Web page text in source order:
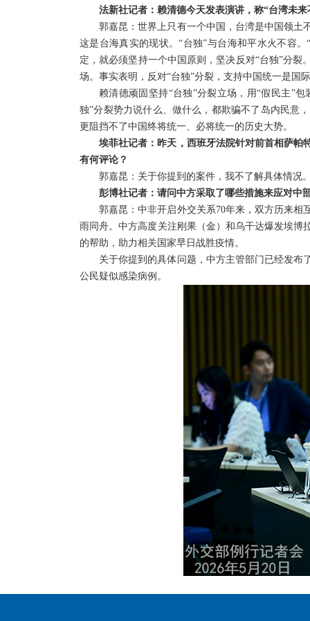
法新社记者：赖清德今天发表演讲，称“台湾未
郭嘉昆：世界上只有一个中国，台湾是中国领土
这是台海真实的现状。“台独”与台海和平水火不容
定，就必须坚持一个中国原则，坚决反对“台独”分
场。事实表明，反对“台独”分裂，支持中国统一是国
赖清德顽固坚持“台独”分裂立场，用“假民主”
独”分裂势力说什么、做什么，都欺骗不了岛内民意
更阻挡不了中国终将统一、必将统一的历史大势。
埃菲社记者：昨天，西班牙法院针对前首相萨帕
有何评论？
郭嘉昆：关于你提到的案件，我不了解具体情况
彭博社记者：请问中方采取了哪些措施来应对中
郭嘉昆：中非开启外交关系70年来，双方历来
雨同舟。中方高度关注刚果（金）和乌干达爆发埃
的帮助，助力相关国家早日战胜疫情。
关于你提到的具体问题，中方主管部门已经发
公民疑似感染病例。